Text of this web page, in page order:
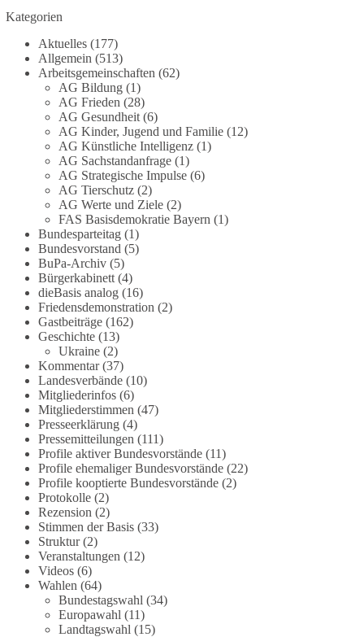
Im Politischen Frühschoppen diskutieren die
Teilnehmer das Verhältnis von Mensch, Natur und
Grundgesetz.
Beitrag der AG Strategische Impulse
Kann die Natur Träger eigener Grundrechte sein?
Oder würde eine solche Entwicklung das
Fundament unseres Grundgesetzes sprengen? Mit
dieser grundsätzlichen Frage beschäftigte sich die
Teilnehmer des Politischen Frühschoppens der
AG Strategische Impulse am 19. Juli 2026.
Referent Frank Bothmann stellte die These auf,
dass die derzeit in Teilen der Umweltbewegung
diskutierten „Grundrechte der Natur“ weit über
klassischen Naturschutz hinausreichen und
grundlegende Fragen zum Menschenbild, zum
Rechtsstaat und zur Demokratie aufwerfen. [...]
👉 Hier weiterlesen:https://diebasis-
partei.de/2026/07/grundrechte-der-natur-ein-
angriff-auf-das-grundgesetz/
🟩🟩🟦🟦🟥🟥🟧🟧
Es ging weniger um fertige Antworten als um eine
Debatte darüber, wie Freiheit, Verantwortung,
Naturschutz und Grundrechte in einer
demokratischen Gesellschaft künftig miteinander
in Einklang gebracht werden können.
#dieBasis #natur #grundrechte
#demokratie
Kategorien
Aktuelles(177)
Allgemein (513)
Arbeitsgemeinschaften (62)
AG Bildung(1)
AG Frieden (28)
AG Gesundheit(6)
AG Kinder, Jugend und Familie(12)
AG Künstliche Intelligenz(1)
AG Sachstandanfrage(1)
AG Strategische Impulse(6)
AG Tierschutz(2)
AG Werte und Ziele(2)
FAS Basisdemokratie Bayern (1)
Bundesparteitag(1)
Bundesvorstand (5)
BuPa-Archiv(5)
Bürgerkabinett(4)
dieBasis analog(16)
Friedensdemonstration (2)
Gastbeiträge(162)
Geschichte(13)
Ukraine(2)
Kommentar(37)
Landesverbände(10)
Mitgliederinfos(6)
Mitgliederstimmen (47)
Presseerklärung(4)
Pressemitteilungen (111)
Profile aktiver Bundesvorstände(11)
Profile ehemaliger Bundesvorstände(22)
Profile kooptierte Bundesvorstände(2)
Protokolle(2)
Rezension (2)
Stimmen der Basis(33)
Struktur(2)
Veranstaltungen (12)
Videos(6)
Wahlen (64)
Bundestagswahl (34)
Europawahl (11)
Landtagswahl (15)